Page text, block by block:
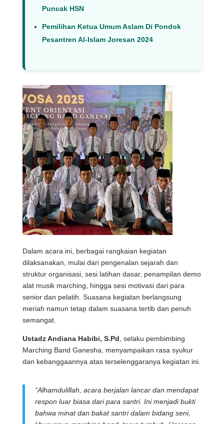
Puncak HSN
Pemilihan Ketua Umum Aslam Di Pondok
Pesantren Al-Islam Joresan 2024
Dalam acara ini, berbagai rangkaian kegiatan
dilaksanakan, mulai dari pengenalan sejarah dan
struktur organisasi, sesi latihan dasar, penampilan demo
alat musik marching, hingga sesi motivasi dari para
senior dan pelatih. Suasana kegiatan berlangsung
meriah namun tetap dalam suasana tertib dan penuh
semangat.
Ustadz Andiana Habibi, S.Pd , selaku pembimbing
Marching Band Ganesha, menyampaikan rasa syukur
dan kebanggaannya atas terselenggaranya kegiatan ini.
“Alhamdulillah, acara berjalan lancar dan mendapat
respon luar biasa dari para santri. Ini menjadi bukti
bahwa minat dan bakat santri dalam bidang seni,